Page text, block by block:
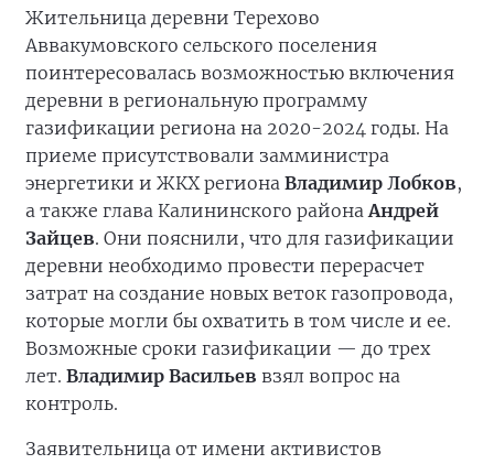
Жительница деревни Терехово
Аввакумовского сельского поселения
поинтересовалась возможностью включения
деревни в региональную программу
газификации региона на 2020-2024 годы. На
приеме присутствовали замминистра
энергетики и ЖКХ региона Владимир Лобков,
а также глава Калининского районаАндрей
Зайцев. Они пояснили, что для газификации
деревни необходимо провести перерасчет
затрат на создание новых веток газопровода,
которые могли бы охватить в том числе и ее.
Возможные сроки газификации — до трех
лет. Владимир Васильев взял вопрос на
контроль.
Заявительница от имени активистов